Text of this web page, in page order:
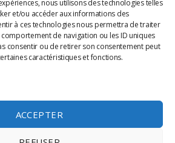
nous utilisons des technologies telles
et/ou accéder aux informations des
à ces technologies nous permettra de traiter
de navigation ou les ID uniques
consentir ou de retirer son consentement peut
caractéristiques et fonctions.
ACCEPTER
© 2026Scènes & Cinés